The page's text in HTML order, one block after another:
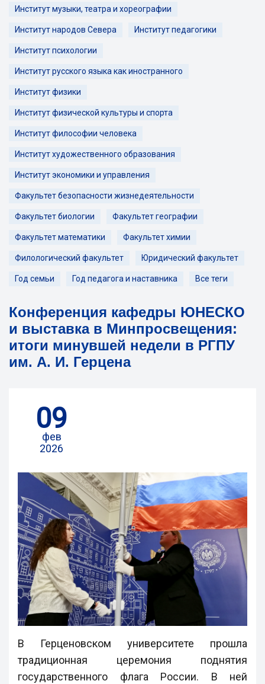
Институт музыки, театра и хореографии
Институт народов Севера Институт педагогики
Институт психологии
Институт русского языка как иностранного
Институт физики
Институт физической культуры и спорта
Институт философии человека
Институт художественного образования
Институт экономики и управления
Факультет безопасности жизнедеятельности
Факультет биологии Факультет географии
Факультет математики Факультет химии
Филологический факультет Юридический факультет
Год семьи Год педагога и наставника Все теги
Конференция кафедры ЮНЕСКО
и выставка в Минпросвещения:
итоги минувшей недели в РГПУ
им. А. И. Герцена
09
фев
2026
В Герценовском университете прошла
традиционная церемония поднятия
государственного флага России. В ней